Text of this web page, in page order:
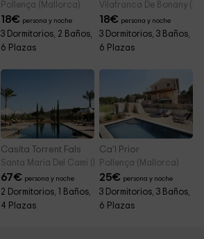
Pollença (Mallorca)
18€ persona y noche
3 Dormitorios, 2 Baños,
6 Plazas
Vilafranca De Bonany
18€ persona y noche
3 Dormitorios, 3 Baños,
6 Plazas
Casita Torrent Fals
Santa Maria Del Cami (Mallorca)
67€ persona y noche
2 Dormitorios, 1 Baños,
4 Plazas
Ca'l Prior
Pollença (Mallorca)
25€ persona y noche
3 Dormitorios, 3 Baños,
6 Plazas